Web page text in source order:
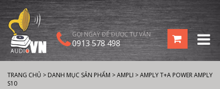
GỌI NGAY ĐỂ ĐƯỢC TƯ VẤN
0913 578 498
TRANG CHỦ > DANH MỤC SẢN PHẨM >AMPLI >AMPLY T+A POWER AMPLY
S10